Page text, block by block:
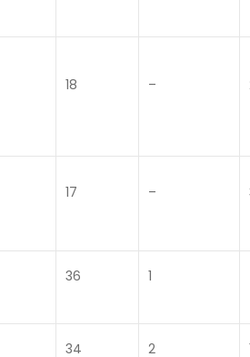
18 –
17 –
36 1
34 2